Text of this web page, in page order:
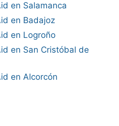
en Salamanca
en Badajoz
en Logroño
en San Cristóbal de
en Alcorcón